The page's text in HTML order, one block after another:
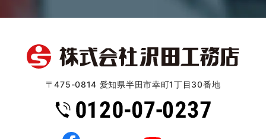
〒475-0814 愛知県半田市幸町1丁目30番地